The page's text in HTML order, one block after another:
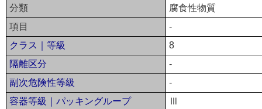
分類
腐食性物質
項目
-
クラス｜等級
8
隔離区分
-
副次危険性等級
-
容器等級｜パッキングループ
Ⅲ